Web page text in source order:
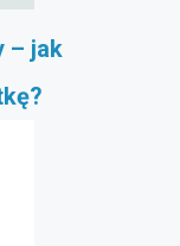
– jak